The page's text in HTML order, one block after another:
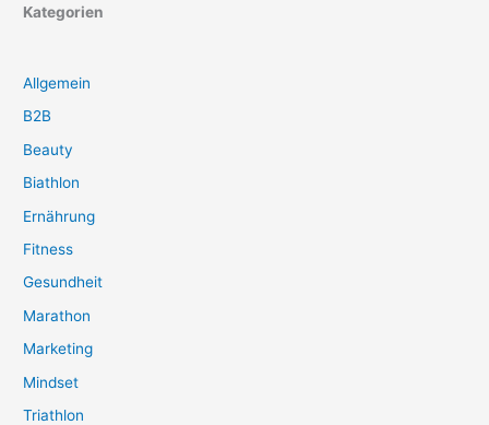
Kategorien
Allgemein
B2B
Beauty
Biathlon
Ernährung
Fitness
Gesundheit
Marathon
Marketing
Mindset
Triathlon